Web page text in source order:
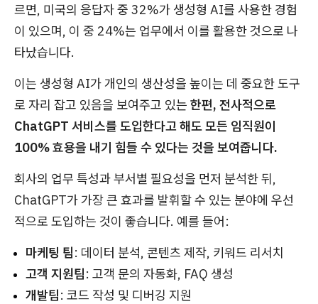
르면, 미국의 응답자 중 32%가 생성형 AI를 사용한 경험
이 있으며, 이 중 24%는 업무에서 이를 활용한 것으로 나
타났습니다.
이는 생성형 AI가 개인의 생산성을 높이는 데 중요한 도구
로 자리 잡고 있음을 보여주고 있는 한편, 전사적으로
ChatGPT 서비스를 도입한다고 해도 모든 임직원이
100% 효용을 내기 힘들 수 있다는 것을 보여줍니다.
회사의 업무 특성과 부서별 필요성을 먼저 분석한 뒤,
ChatGPT가 가장 큰 효과를 발휘할 수 있는 분야에 우선
적으로 도입하는 것이 좋습니다. 예를 들어:
마케팅 팀: 데이터 분석, 콘텐츠 제작, 키워드 리서치
고객 지원팀: 고객 문의 자동화, FAQ 생성
개발팀: 코드 작성 및 디버깅 지원